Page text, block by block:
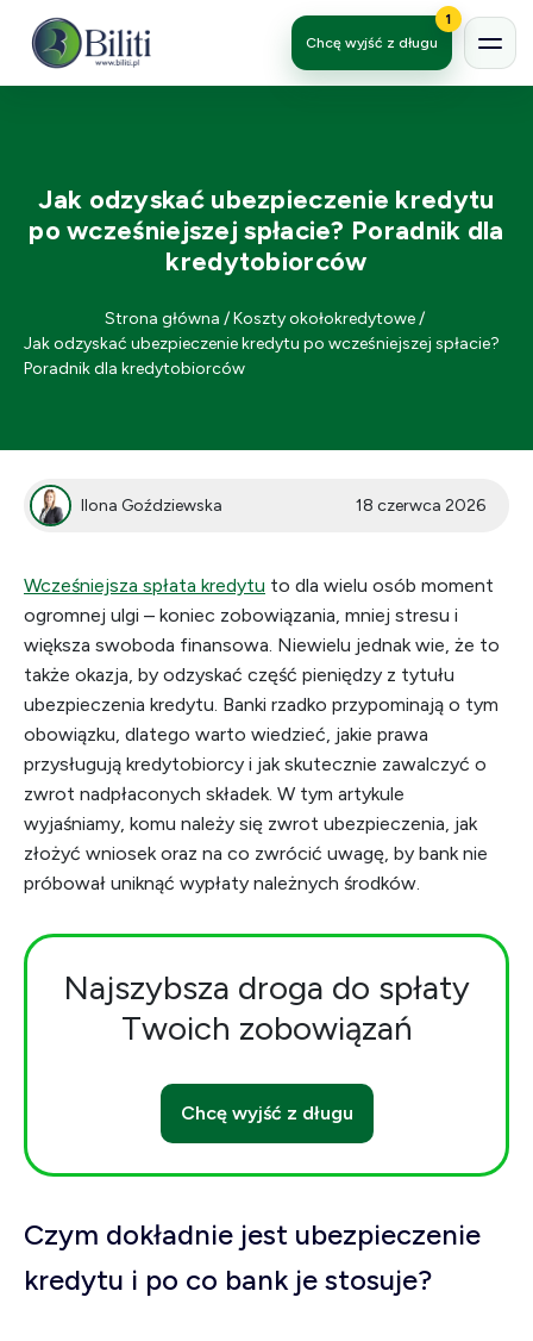
Chcę wyjść z długu
1
Jak odzyskać ubezpieczenie kredytu
po wcześniejszej spłacie? Poradnik dla
kredytobiorców
Strona główna /Koszty okołokredytowe/
Jak odzyskać ubezpieczenie kredytu po wcześniejszej spłacie?
Poradnik dla kredytobiorców
Ilona Goździewska 18 czerwca 2026
Wcześniejsza spłata kredytu to dla wielu osób moment
ogromnej ulgi – koniec zobowiązania, mniej stresu i
większa swoboda finansowa. Niewielu jednak wie, że to
także okazja, by odzyskać część pieniędzy z tytułu
ubezpieczenia kredytu. Banki rzadko przypominają o tym
obowiązku, dlatego warto wiedzieć, jakie prawa
przysługują kredytobiorcy i jak skutecznie zawalczyć o
zwrot nadpłaconych składek. W tym artykule
wyjaśniamy, komu należy się zwrot ubezpieczenia, jak
złożyć wniosek oraz na co zwrócić uwagę, by bank nie
próbował uniknąć wypłaty należnych środków.
Najszybsza droga do spłaty
Twoich zobowiązań
Chcę wyjść z długu
Czym dokładnie jest ubezpieczenie
kredytu i po co bank je stosuje?